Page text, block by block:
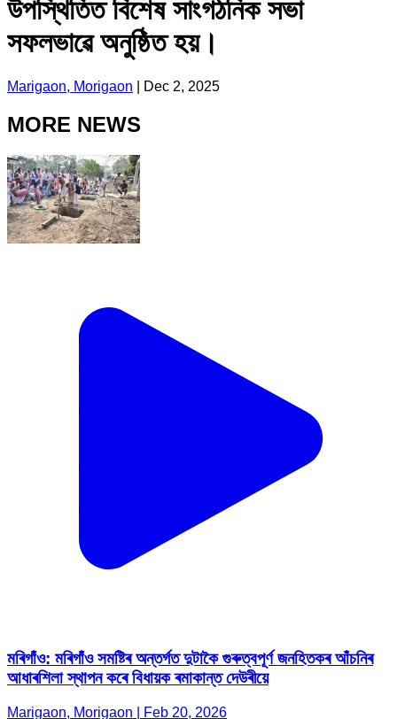
উপস্থিতিত বিশেষ সাংগঠনিক সভা
সফলভাৱে অনুষ্ঠিত হয়।
Marigaon, Morigaon Dec 2, 2025
MORE NEWS
মৰিগাঁও: মৰিগাঁও সমষ্টিৰ অন্তৰ্গত দুটাকৈ গুৰুত্বপূৰ্ণ জনহিতকৰ আঁচনিৰ
আধাৰশিলা স্থাপন কৰে বিধায়ক ৰমাকান্ত দেউৰীয়ে
Marigaon, Morigaon | Feb 20, 2026